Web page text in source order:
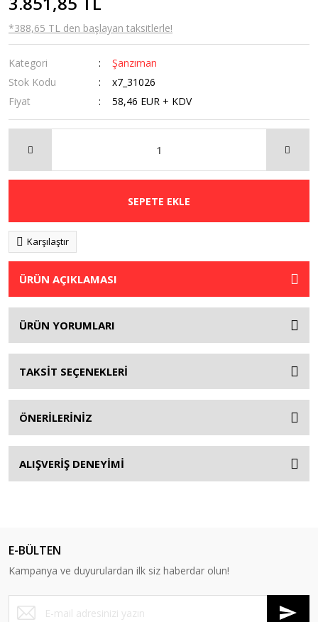
*388,65 TL den başlayan taksitlerle!
Kategori
Şanzıman
Stok Kodu
x7_31026
Fiyat
58,46 EUR + KDV
SEPETE EKLE
Karşılaştır
ÜRÜN AÇIKLAMASI
ÜRÜN YORUMLARI
TAKSİT SEÇENEKLERİ
ÖNERİLERİNİZ
ALIŞVERİŞ DENEYİMİ
E-BÜLTEN
Kampanya ve duyurulardan ilk siz haberdar olun!